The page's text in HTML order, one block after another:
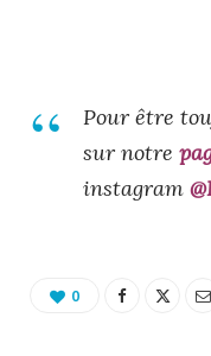
Pour être
sur notre
instagram
0